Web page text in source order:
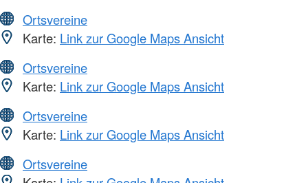
Ortsvereine
Karte: Link zur Google Maps Ansicht
Ortsvereine
Karte: Link zur Google Maps Ansicht
Ortsvereine
Karte: Link zur Google Maps Ansicht
Ortsvereine